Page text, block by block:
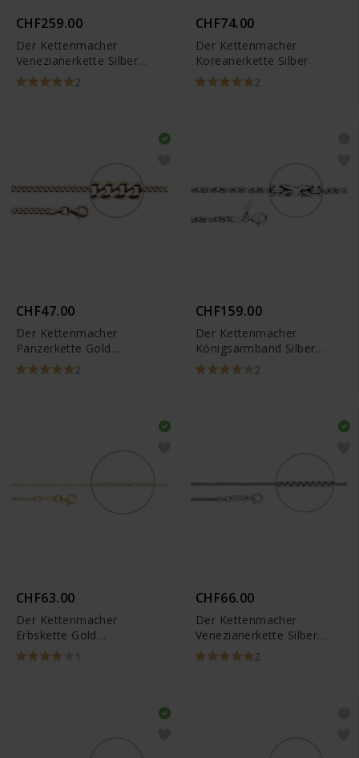
CHF259.00
Der Kettenmacher
Venezianerkette Silber
Rund
2
CHF74.00
Der Kettenmacher
Koreanerkette Silber
2
CHF47.00
Der Kettenmacher
Panzerkette Gold
Diamantiert2
CHF159.00
Der Kettenmacher
Königsarmband Silber
Diamantiert2
CHF63.00
Der Kettenmacher
Erbskette Gold
Diamantiert1
CHF66.00
Der Kettenmacher
Venezianerkette Silber
Bombiert 2